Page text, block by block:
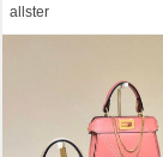
allster